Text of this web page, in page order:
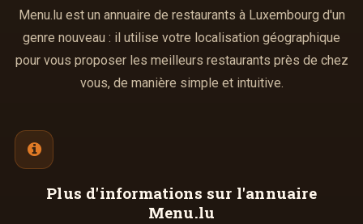
menu_du_jour_-_mars_-15.pdf
PDF
Menu.lu est un annuaire de restaurants à Luxembourg d'un
genre nouveau : il utilise votre localisation géographique
pour vous proposer les meilleurs restaurants près de chez
vous, de manière simple et intuitive.
Plus d'informations sur l'annuaire
Menu.lu